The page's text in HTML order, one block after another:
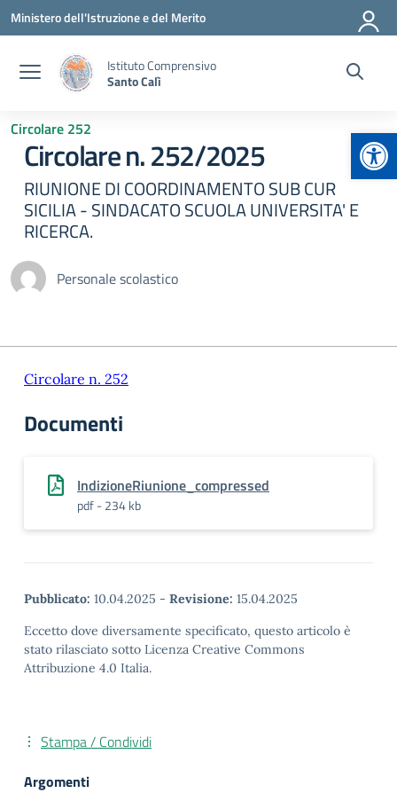
Vai ai contenuti
Vai al menu di navigazione
Vai al footer
Ministero dell'Istruzione e del Merito
Istituto Comprensivo
Santo Calì
Circolare 252
Circolare n. 252/2025
RIUNIONE DI COORDINAMENTO SUB CUR
SICILIA - SINDACATO SCUOLA UNIVERSITA' E
RICERCA.
Personale scolastico
Circolare n. 252
Documenti
IndizioneRiunione_compressed
pdf - 234 kb
Pubblicato: 10.04.2025 - Revisione: 15.04.2025
Eccetto dove diversamente specificato, questo articolo è
stato rilasciato sotto Licenza Creative Commons
Attribuzione 4.0 Italia.
Stampa / Condividi
Argomenti